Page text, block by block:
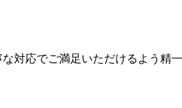
対応でご満足いただけるよう精一